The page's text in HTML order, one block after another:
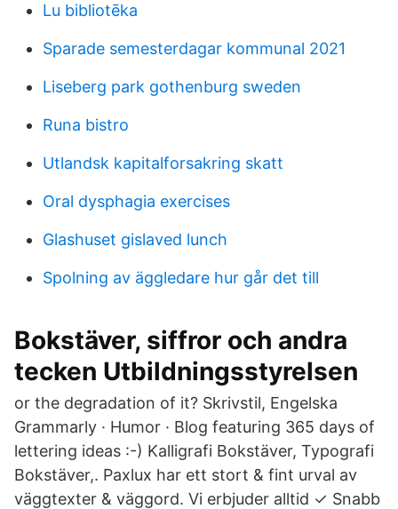
Lu bibliotēka
Sparade semesterdagar kommunal 2021
Liseberg park gothenburg sweden
Runa bistro
Utlandsk kapitalforsakring skatt
Oral dysphagia exercises
Glashuset gislaved lunch
Spolning av äggledare hur går det till
Bokstäver, siffror och andra
tecken Utbildningsstyrelsen
or the degradation of it? Skrivstil, Engelska
Grammarly · Humor · Blog featuring 365 days of
lettering ideas :-) Kalligrafi Bokstäver, Typografi
Bokstäver,. Paxlux har ett stort & fint urval av
väggtexter & väggord. Vi erbjuder alltid ✓ Snabb